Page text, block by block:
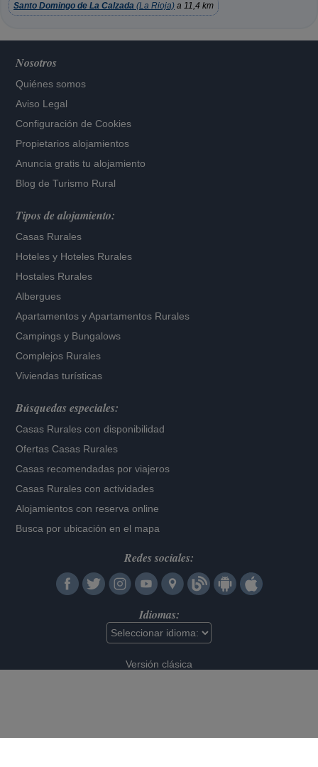
Santo Domingo de La Calzada (La Rioja) a 11,4 km
Nosotros
Quiénes somos
Aviso Legal
Configuración de Cookies
Propietarios alojamientos
Anuncia gratis tu alojamiento
Blog de Turismo Rural
Tipos de alojamiento:
Casas Rurales
Hoteles y Hoteles Rurales
Hostales Rurales
Albergues
Apartamentos yApartamentos Rurales
Campings y Bungalows
Complejos Rurales
Viviendas turísticas
Búsquedas especiales:
Casas Rurales con disponibilidad
Ofertas Casas Rurales
Casas recomendadas por viajeros
Casas Rurales con actividades
Alojamientos con reserva online
Busca por ubicación en el mapa
Redes sociales:
Idiomas:
Versión clásica